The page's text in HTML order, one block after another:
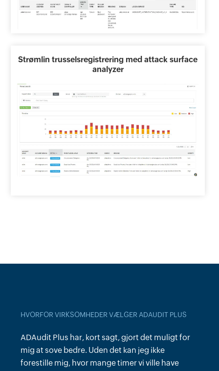
Strømlin trusselsregistrering med attack surface
analyzer
HVORFOR VIRKSOMHEDER VÆLGER ADAUDIT PLUS
ADAudit Plus har, kort sagt, gjort det muligt for
mig at sove bedre. Uden det kan jeg ikke
forestille mig, hvor mange timer vi ville have
HVORFOR VIRKSOMHEDER VÆLGER ADAUDIT PLUS
Fra et sikkerheds-, ISO 27001- og GDPR-
perspektiv bruger vi ADAudit Plus til at hjælpe os
med at holde øje med [det] antal